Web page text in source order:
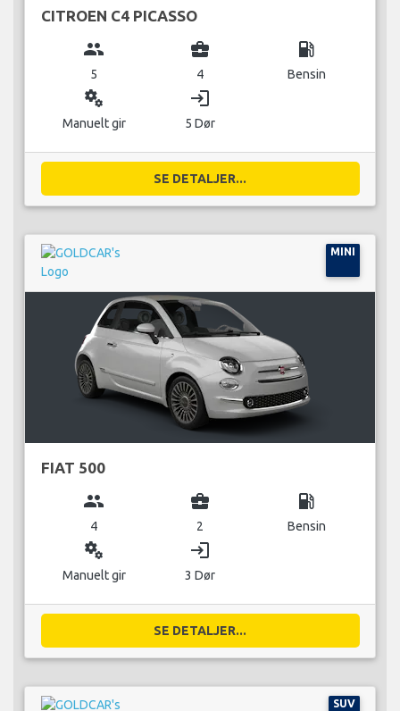
CITROEN C4 PICASSO
group
5
business_center
4
local_gas_station
Bensin
miscellaneous_services
Manuelt gir
login
5 Dør
SE DETALJER...
MINI
FIAT 500
group
4
business_center
2
local_gas_station
Bensin
miscellaneous_services
Manuelt gir
login
3 Dør
SE DETALJER...
SUV